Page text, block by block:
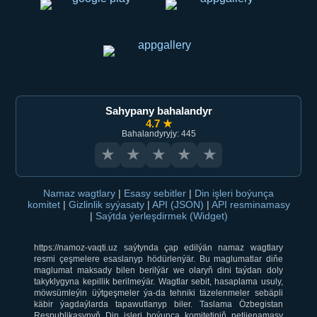
Sahypany bahalandyr
4.7 ★
Bahalandyryjy: 445
★ ★ ★ ★ ★
Namaz wagtlary | Esasy sebitler | Din işleri boýunça
komitet | Gizlinlik syýasaty | API (JSON) | API resminamasy
| Saýtda ýerleşdirmek (Widget)
https://namoz-vaqti.uz saýtynda çap edilýän namaz wagtlary
resmi çeşmelere esaslanyp hödürlenýär. Bu maglumatlar diňe
maglumat maksady bilen berilýär we olaryň dini taýdan doly
takyklygyna kepillik berilmeýär. Wagtlar sebit, hasaplama usuly,
möwsümleýin üýtgeşmeler ýa-da tehniki täzelenmeler sebäpli
käbir ýagdaýlarda tapawutlanyp biler. Taslama Özbegistan